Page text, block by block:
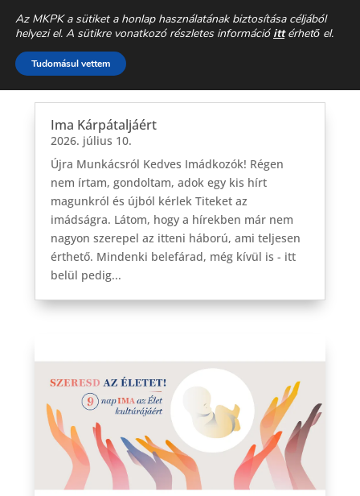
Életvédelem letöltés
Ima Kárpátaljáért
2026. július 10.
Újra Munkácsról Kedves Imádkozók! Régen
nem írtam, gondoltam, adok egy kis hírt
magunkról és újból kérlek Titeket az
imádságra. Látom, hogy a hírekben már nem
nagyon szerepel az itteni háború, ami teljesen
érthető. Mindenki belefárad, még kívül is - itt
belül pedig...
Az MKPK a sütiket a honlap használatának biztosítása céljából
helyezi el. A sütikre vonatkozó részletes információ ittérhető el.
Tudomásul vettem